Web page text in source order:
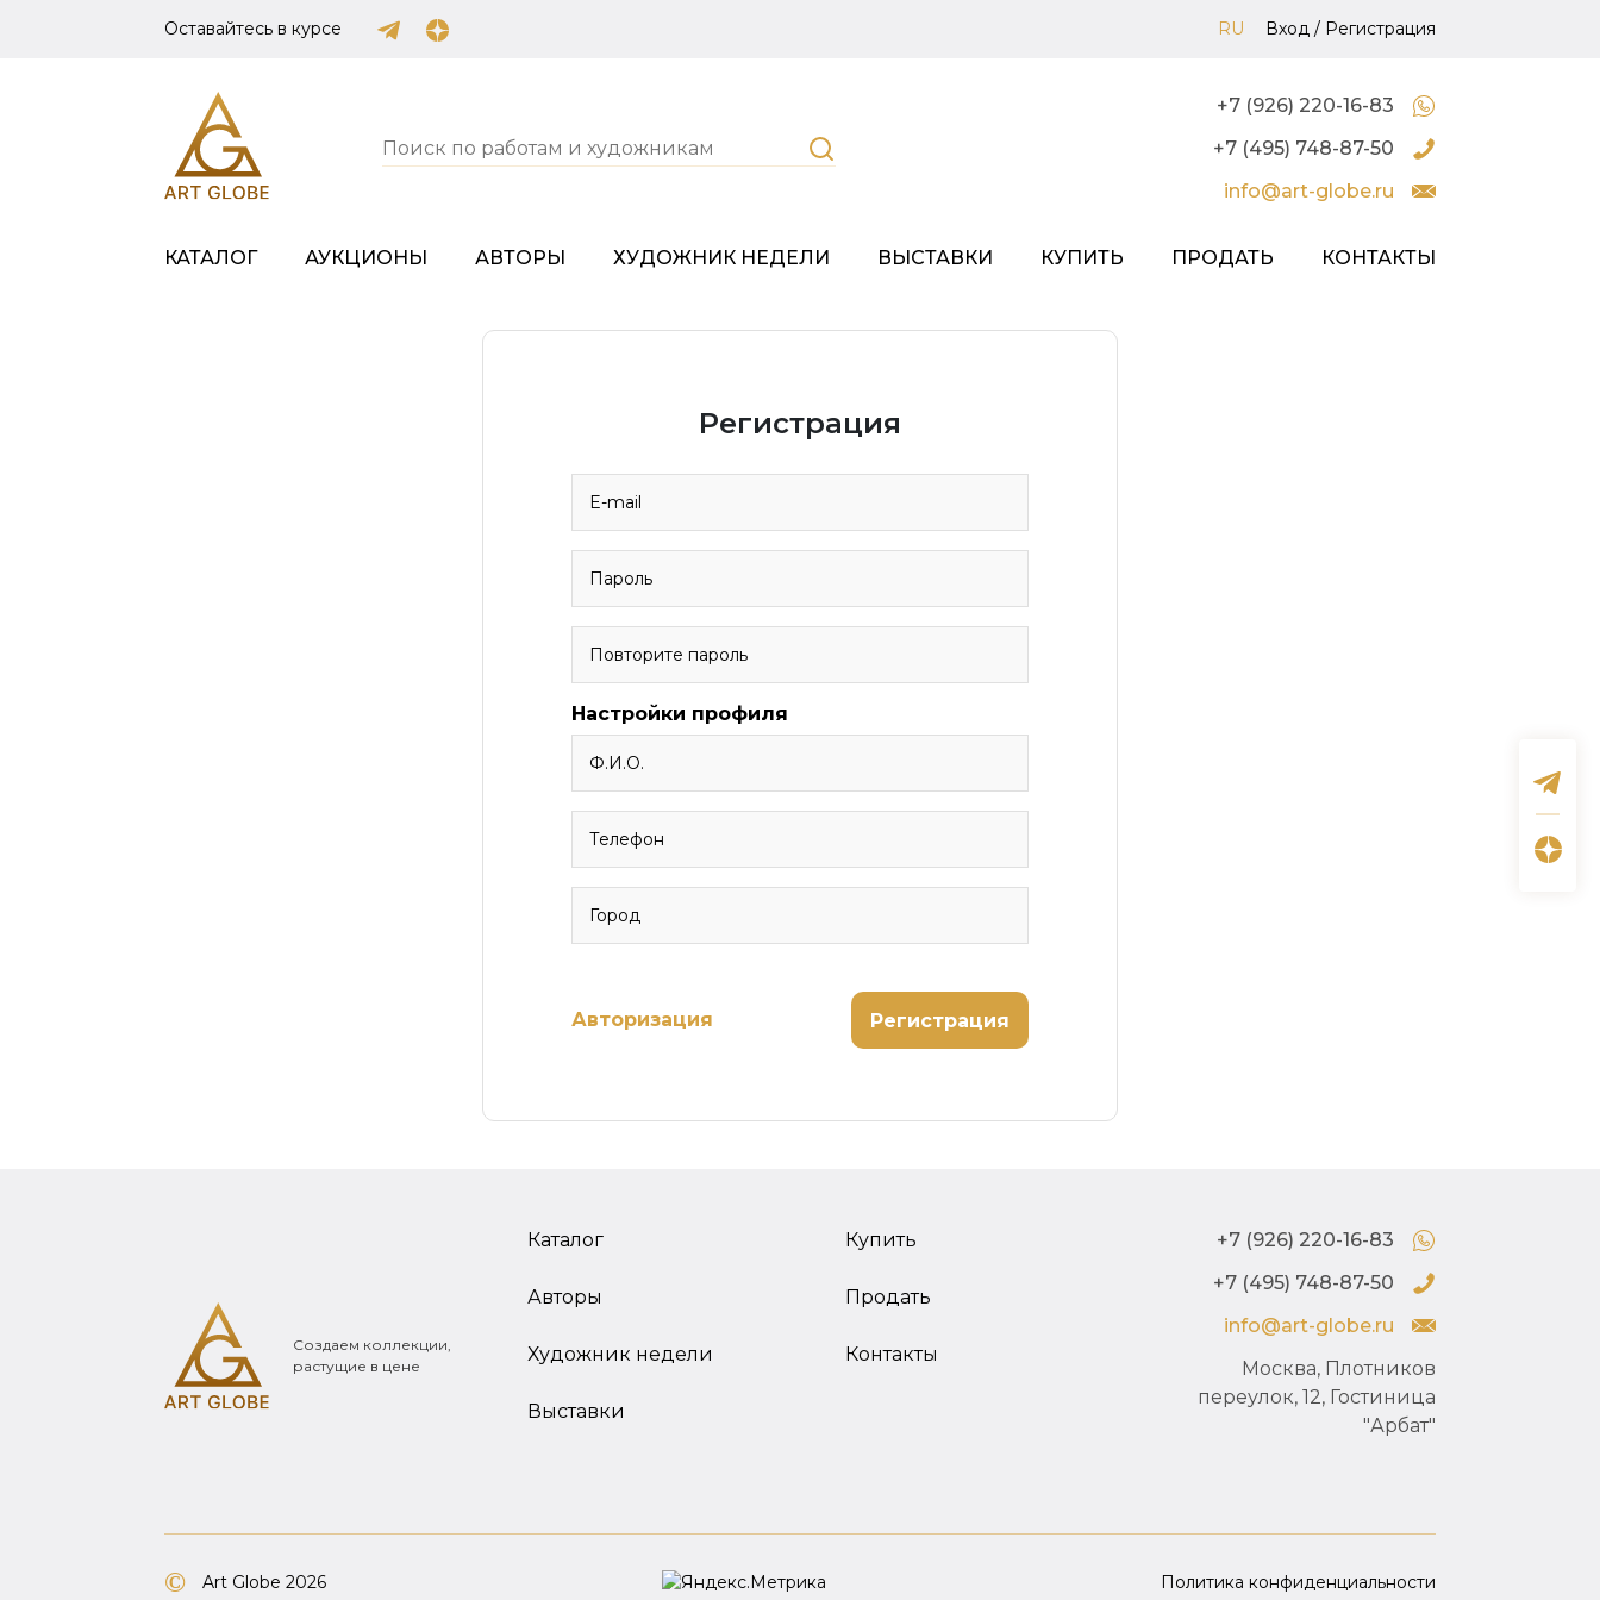
Оставайтесь в курсе RU Вход / Регистрация
+7 (926) 220-16-83
+7 (495) 748-87-50
info@art-globe.ru
КАТАЛОГ АУКЦИОНЫ АВТОРЫ ХУДОЖНИК НЕДЕЛИ ВЫСТАВКИ КУПИТЬ ПРОДАТЬ КОНТАКТЫ
Регистрация
E-mail
Пароль
Повторите пароль
Настройки профиля
Ф.И.О.
Телефон
Город
Авторизация Регистрация
Создаем коллекции,
растущие в цене
Каталог
Авторы
Художник недели
Выставки
Купить
Продать
Контакты
+7 (926) 220-16-83
+7 (495) 748-87-50
info@art-globe.ru
Москва, Плотников
переулок, 12, Гостиница
"Арбат"
Art Globe 2026 Политика конфиденциальности